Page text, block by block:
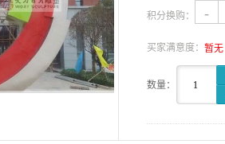
积分换购： -
买家满意度： 暂无
数量： 1